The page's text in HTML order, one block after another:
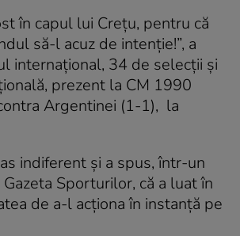
în capul lui Crețu, pentru că
să-l acuz de intenție!”, a
internațional, 34 de selecții și
prezent la CM 1990
Argentinei (1-1), la
indiferent și a spus, într-un
Sporturilor, că a luat în
de a-l acționa în instanță pe